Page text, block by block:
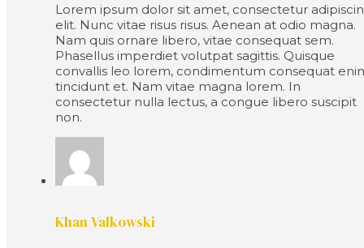
Lorem ipsum dolor sit amet, consectetur
elit. Nunc vitae risus risus. Aenean at odio magna.
Nam quis ornare libero, vitae consequat sem.
Phasellus imperdiet volutpat sagittis. Quisque
convallis leo lorem, condimentum consequat
tincidunt et. Nam vitae magna lorem. In
consectetur nulla lectus, a congue libero suscipit
non.
Khan Valkowski